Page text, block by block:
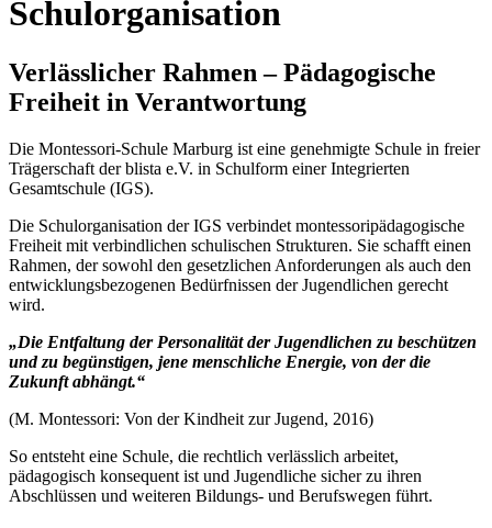
Schulorganisation
Verlässlicher Rahmen – Pädagogische
Freiheit in Verantwortung
Die Montessori-Schule Marburg ist eine genehmigte Schule in freier
Trägerschaft der blista e.V. in Schulform einer Integrierten
Gesamtschule (IGS).
Die Schulorganisation der IGS verbindet montessoripädagogische
Freiheit mit verbindlichen schulischen Strukturen. Sie schafft einen
Rahmen, der sowohl den gesetzlichen Anforderungen als auch den
entwicklungsbezogenen Bedürfnissen der Jugendlichen gerecht
wird.
„Die Entfaltung der Personalität der Jugendlichen zu beschützen
und zu begünstigen, jene menschliche Energie, von der die
Zukunft abhängt.“
(M. Montessori: Von der Kindheit zur Jugend, 2016)
So entsteht eine Schule, die rechtlich verlässlich arbeitet,
pädagogisch konsequent ist und Jugendliche sicher zu ihren
Abschlüssen und weiteren Bildungs- und Berufswegen führt.